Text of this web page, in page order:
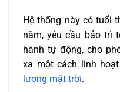
Hệ thống này có tuổi
năm, yêu cầu bảo trì
hành tự động, cho
xa một cách linh
lượng mặt trời.